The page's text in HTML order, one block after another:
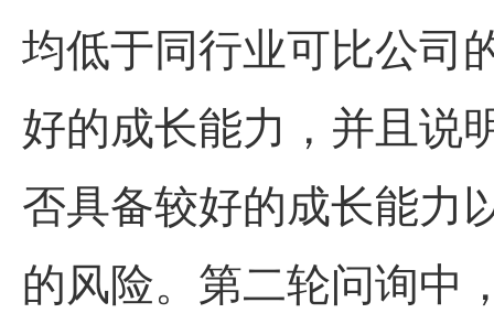
均低于同行业可比公司
好的成长能力，并且说
否具备较好的成长能力
的风险。第二轮问询中